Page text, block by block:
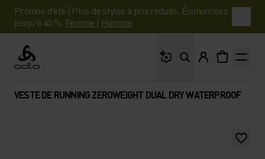
Promos d'été | Plus de styles à prix réduits. Économisez
jusqu'à 40 %. Femme | Homme
Odlo
VESTE DE RUNNING ZEROWEIGHT DUAL DRY WATERPROOF